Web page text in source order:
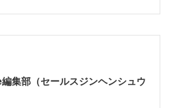
集部（セールスジンヘンシュウ